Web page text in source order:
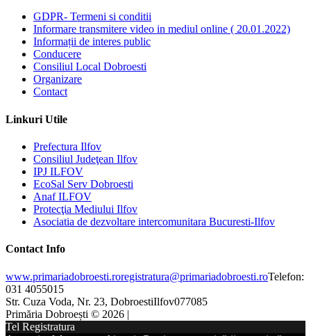
GDPR- Termeni si conditii
Informare transmitere video in mediul online ( 20.01.2022)
Informații de interes public
Conducere
Consiliul Local Dobroesti
Organizare
Contact
Linkuri Utile
Prefectura Ilfov
Consiliul Judeţean Ilfov
IPJ ILFOV
EcoSal Serv Dobroesti
Anaf ILFOV
Protecţia Mediului Ilfov
Asociatia de dezvoltare intercomunitara Bucuresti-Ilfov
Contact Info
www.primariadobroesti.roregistratura@primariadobroesti.roTelefon:
031 4055015
Str. Cuza Voda, Nr. 23, DobroestiIlfov077085
Primăria Dobroești © 2026 |
Tel Registratura